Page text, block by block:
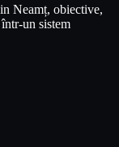
Neamț, obiective,
un sistem